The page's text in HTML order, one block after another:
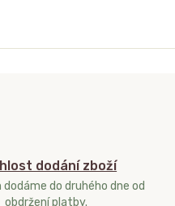
dodání zboží
dodáme do druhého dne od
obdržení platby.